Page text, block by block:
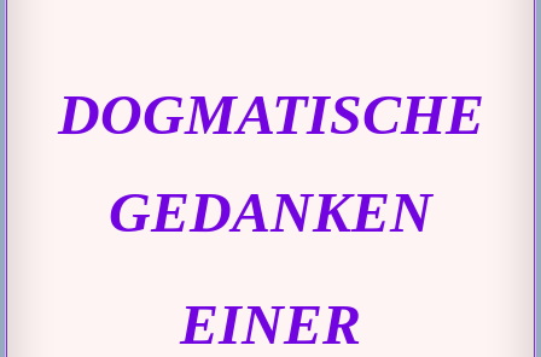
DOGMATISCHE
GEDANKEN
EINER